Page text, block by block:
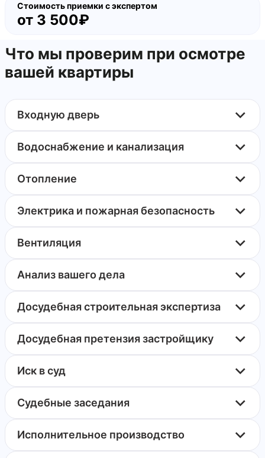
Стоимость приемки с экспертом
от 3 500₽
Что мы проверим при осмотре
вашей квартиры
Входную дверь
Водоснабжение и канализация
Отопление
Электрика и пожарная безопасность
Вентиляция
Анализ вашего дела
Досудебная строительная экспертиза
Досудебная претензия застройщику
Иск в суд
Судебные заседания
Исполнительное производство